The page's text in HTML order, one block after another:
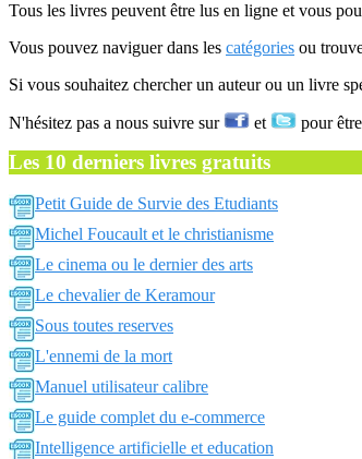
Tous les livres peuvent être lus en ligne et vous
Vous pouvez naviguer dans les catégories ou
Si vous souhaitez chercher un auteur ou un livre
N'hésitez pas a nous suivre sur et pour
Les 10 derniers livres gratuits
Petit Guide de Survie des Etudiants
Michel Foucault et le christianisme
Le cinema ou le dernier des arts
Le chevalier de Keramour
Sous toutes reserves
L'ennemi de la mort
Manuel utilisateur calibre
Le guide complet du e-commerce
Intelligence artificielle et education